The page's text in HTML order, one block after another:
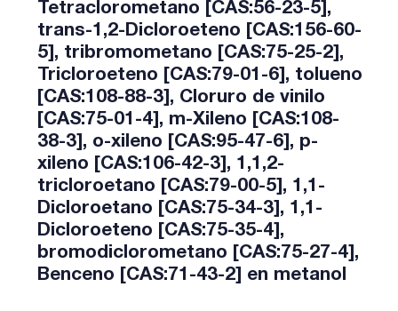
Tetraclorometano [CAS:56-23-5],
trans-1,2-Dicloroeteno [CAS:156-60-
5], tribromometano [CAS:75-25-2],
Tricloroeteno [CAS:79-01-6], tolueno
[CAS:108-88-3], Cloruro de vinilo
[CAS:75-01-4], m-Xileno [CAS:108-
38-3], o-xileno [CAS:95-47-6], p-
xileno [CAS:106-42-3], 1,1,2-
tricloroetano [CAS:79-00-5], 1,1-
Dicloroetano [CAS:75-34-3], 1,1-
Dicloroeteno [CAS:75-35-4],
bromodiclorometano [CAS:75-27-4],
Benceno [CAS:71-43-2] en metanol